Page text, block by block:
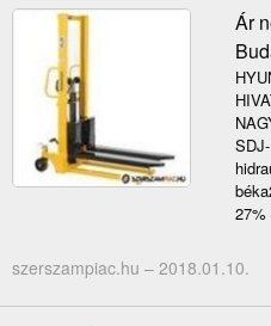
Ár
27%
szerszampiac.hu – 2018.01.10.